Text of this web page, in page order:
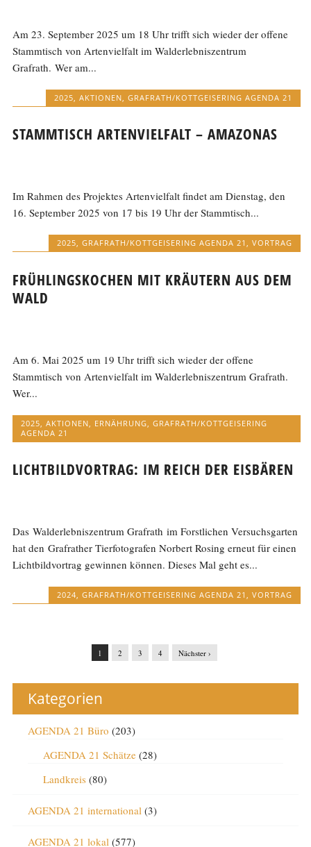
Am 23. September 2025 um 18 Uhr trifft sich wieder der offene
Stammtisch von Artenvielfalt im Walderlebniszentrum
Grafrath. Wer am...
2025, AKTIONEN, GRAFRATH/KOTTGEISERING AGENDA 21
STAMMTISCH ARTENVIELFALT – AMAZONAS
Im Rahmen des Projektes Artenvielfalt findet am Dienstag, den
16. September 2025 von 17 bis 19 Uhr der Stammtisch...
2025, GRAFRATH/KOTTGEISERING AGENDA 21 , VORTRAG
FRÜHLINGSKOCHEN MIT KRÄUTERN AUS DEM
WALD
Am 6. Mai 2025 um 19 Uhr trifft sich wieder der offene
Stammtisch von Artenvielfalt im Walderlebniszentrum Grafrath.
Wer...
2025 ,AKTIONEN ERNÄHRUNG ,GRAFRATH/KOTTGEISERING
AGENDA 21
LICHTBILDVORTRAG: IM REICH DER EISBÄREN
Das Walderlebniszentrum Grafrath im Forstlichen Versuchsgarten
hat den Grafrather Tierfotografen Norbert Rosing erneut für einen
Lichtbildvortrag gewinnen können. Dieses Mal geht es...
2024, GRAFRATH/KOTTGEISERING AGENDA 21 , VORTRAG
1 2 3 4 Nächster ›
Kategorien
AGENDA 21 Büro (203)
AGENDA 21 Schätze(28)
Landkreis(80)
AGENDA 21 international (3)
AGENDA 21 lokal (577)